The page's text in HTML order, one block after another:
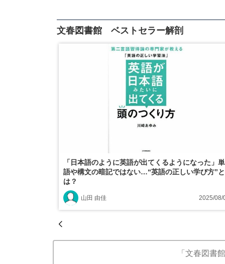
文春図書館 ベストセラー解剖
「日本語のように英語が出てくるようになった」単
語や構文の暗記ではない…“英語の正しい学び方”と
は？
山田 由佳 2025/08/
「文春図書